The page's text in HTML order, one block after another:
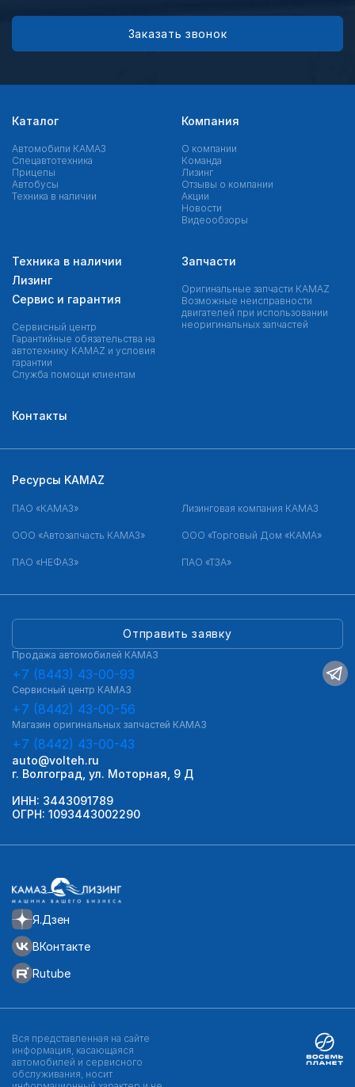
Заказать звонок
Каталог
Автомобили КАМАЗ
Спецавтотехника
Прицепы
Автобусы
Техника в наличии
Компания
О компании
Команда
Лизинг
Отзывы о компании
Акции
Новости
Видеообзоры
Техника в наличии
Лизинг
Сервис и гарантия
Сервисный центр
Гарантийные обязательства на
автотехнику KAMAZ и условия
гарантии
Служба помощи клиентам
Запчасти
Оригинальные запчасти КAMAZ
Возможные неисправности
двигателей при использовании
неоригинальных запчастей
Контакты
Я.Дзен
ВКонтакте
Rutube
Отправить заявку
Продажа автомобилей КАМАЗ
+7 (8443) 43-00-93
Сервисный центр КАМАЗ
+7 (8442) 43-00-56
Магазин оригинальных запчастей КАМАЗ
+7 (8442) 43-00-43
auto@volteh.ru
г. Волгоград, ул. Моторная, 9 Д
ИНН: 3443091789
ОГРН: 1093443002290
Ресурсы KAMAZ
ПАО «КАМАЗ» Лизинговая компания КАМАЗ
ООО «Автозапчасть КАМАЗ» ООО «Торговый Дом «КАМА»
ПАО «НЕФАЗ» ПАО «ТЗА»
Вся представленная на сайте
информация, касающаяся
автомобилей и сервисного
обслуживания, носит